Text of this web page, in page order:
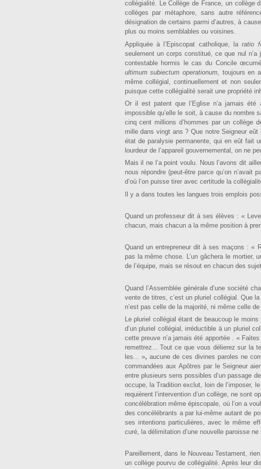
collégialité. Le Collège de France, un collège
collèges par métaphore, sans autre
désignation de certains parmi d’autres, à
plus ou moins semblables ou voisines.
Appliquée à l’Episcopat catholique, laratio
seulement un corps constitué, ce que nul
contestable hormis le cas du Concile
ultimum subiectum operationum, tou­jours en
même collégial, continuelle­ment et non
puisque cette collégialité serait une propriété
Or il est patent que l’Eglise n’a jamais
impossible qu’elle le soit, à cause du nombre
cinq cent millions d’hommes par un collè­ge
mille dans vingt ans ? Que notre Seigneur
état de paralysie per­manente, qui en eût fait
lourdeur de l’appareil gouvernemental, on ne
Mais il ne l’a point voulu. Nous l’avons dit
nous répondre (peut-être parce qu’on
d’où l’on puisse tirer avec certitude la
Il y a dans toutes les langues trois emplois
Quand un professeur dit à ses élèves : «
chacun, mais chacun a la même position à
Quand un entrepreneur dit à ses maçons : «
pas la même chose. L’un gâchera le mortier,
de l’équipe, mais se résout en chacun des
Quand l’Assemblée générale d’une société
vente de titres, c’est un pluriel collégial. Que
n’est pas celle de la majorité, ni même celle
Le pluriel collégial étant de beaucoup le
d’un pluriel collégial, irréductible à un pluriel
cette preuve n’a jamais été ap­portée . «
remettrez... Tout ce que vous délierez sur la
les... », au­cune de ces divines paroles ne
com­mandées aux Apôtres par le Seigneur
entre plusieurs sens possibles d’un passage
occupe, la Tradition exclut, loin de l’imposer,
requièrent l’inter­vention d’un collège, ne sont
concélébration même épiscopale, où l’on a
des concélébrants a par lui-même autant de
ses intentions particulières, avec le même
curé, la délimitation d’une nouvelle paroisse
Pareillement, dans le Nouveau Testament,
un collège pourvu de collégialité. Après leur